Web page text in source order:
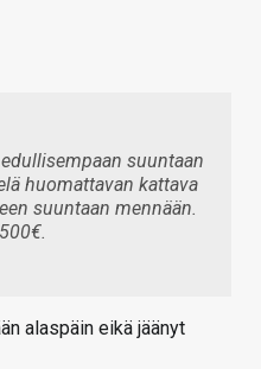
suuntaan
huomattavan kattava
suuntaan mennään.
alaspäin eikä jäänyt